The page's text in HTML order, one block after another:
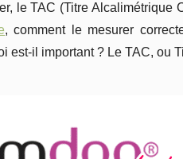
le TAC (Titre
, comment le mesurer
est-il important ? Le TAC, ou